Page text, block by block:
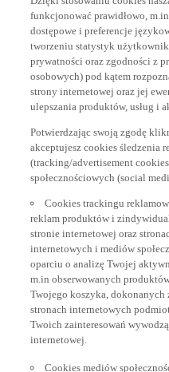
funkcjonować prawidłowo,
dostępowe i preferencje
tworzeniu statystyk
prywatności oraz zgodności z
osobowych) pod kątem
strony internetowej oraz jej
ulepszania produktów, usług i
akceptujesz cookies śledzenia
(tracking/advertisement
społecznościowych (social
reklam produktów i
stronie internetowej oraz
internetowych i mediów
oparciu o analizę Twojej
m.in obserwowanych
Twojego koszyka, dokonanych
stronach internetowych
Twoich zainteresowań
internetowej.